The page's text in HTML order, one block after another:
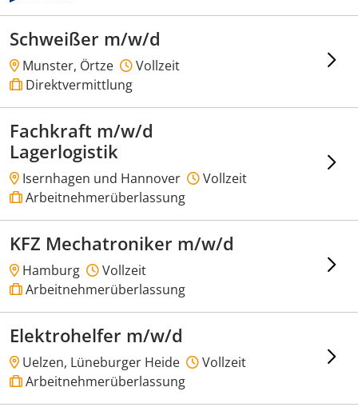
Schweißer m/w/d
Munster, Örtze
Vollzeit
Direktvermittlung
Fachkraft m/w/d
Lagerlogistik
Isernhagen und Hannover
Vollzeit
Arbeitnehmerüberlassung
KFZ Mechatroniker m/w/d
Hamburg
Vollzeit
Arbeitnehmerüberlassung
Elektrohelfer m/w/d
Uelzen, Lüneburger Heide
Vollzeit
Arbeitnehmerüberlassung